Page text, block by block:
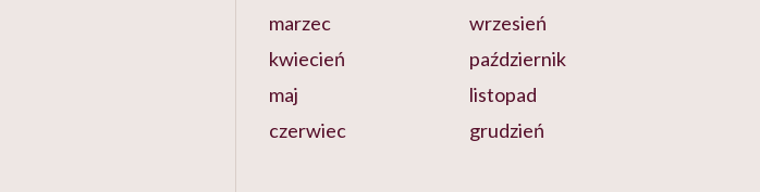
marzec
kwiecień
maj
czerwiec
wrzesień
październik
listopad
grudzień